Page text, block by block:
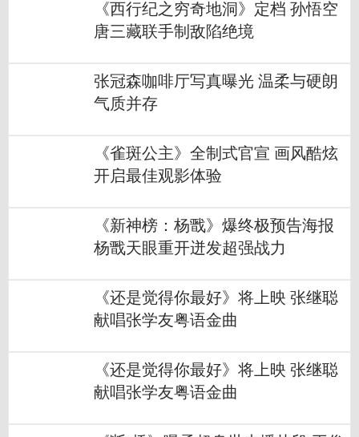
《西行纪之穷奇地洞》定档 孙悟空
唐三藏联手制敌陷绝境
张冠森咖啡厅写真曝光 温柔与硬朗
气质并存
《雀斑公主》全制式官宣 画风酷炫
开启最佳观影体验
《新神榜：杨戬》爆终极预告海报
杨戬天眼重开迸发超强战力
《还是觉得你最好》将上映 张继聪
献唱张学友粤语金曲
《还是觉得你最好》将上映 张继聪
献唱张学友粤语金曲